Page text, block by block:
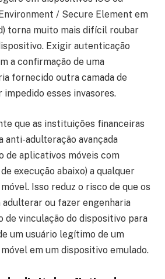
/ Secure Element em
torna muito mais difícil roubar
Exigir autenticação
a confirmação de uma
fornecido outra camada de
esses invasores.
que as instituições financeiras
anti-adulteração avançada
de aplicativos móveis com
execução abaixo) a qualquer
Isso reduz o risco de que os
adulterar ou fazer engenharia
de vinculação do dispositivo para
um usuário legítimo de um
em um dispositivo emulado.